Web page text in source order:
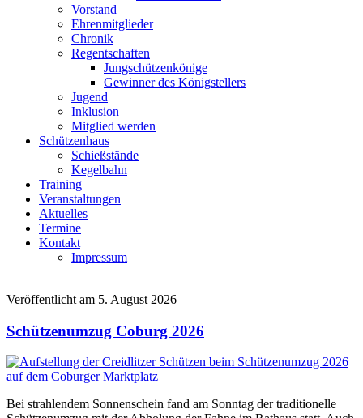
Vorstand
Ehrenmitglieder
Chronik
Regentschaften
Jungschützenkönige
Gewinner des Königstellers
Jugend
Inklusion
Mitglied werden
Schützenhaus
Schießstände
Kegelbahn
Training
Veranstaltungen
Aktuelles
Termine
Kontakt
Impressum
Veröffentlicht am 5. August 2026
Schützenumzug Coburg 2026
Bei strahlendem Sonnenschein fand am Sonntag der traditionelle